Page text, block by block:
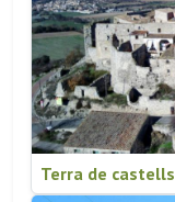
Terra de castells